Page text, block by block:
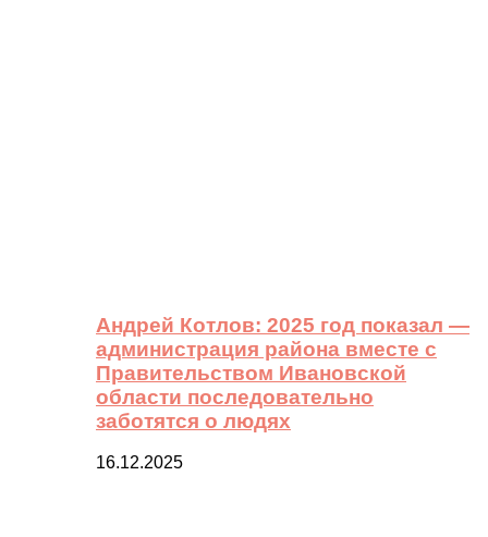
Андрей Котлов: 2025 год показал —
администрация района вместе с
Правительством Ивановской
области последовательно
заботятся о людях
16.12.2025